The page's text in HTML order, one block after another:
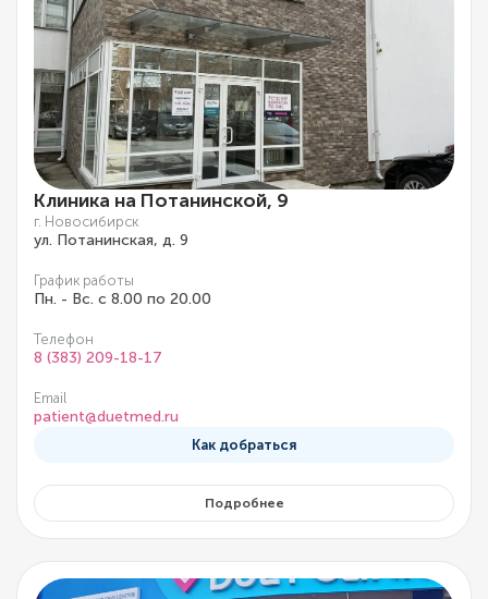
Клиника на Потанинской, 9
г. Новосибирск
ул. Потанинская, д. 9
График работы
Пн. - Вс. с 8.00 по 20.00
Телефон
8 (383) 209-18-17
Email
patient@duetmed.ru
Как добраться
Подробнее